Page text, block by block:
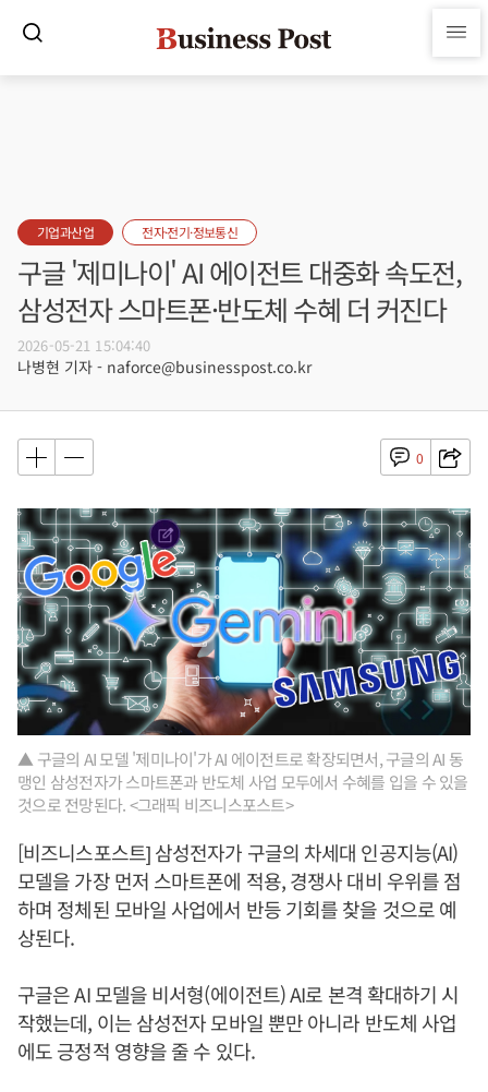
기업과산업 전자·전기·정보통신
구글 '제미나이' AI 에이전트 대중화 속도전,
삼성전자 스마트폰·반도체 수혜 더 커진다
2026-05-21 15:04:40
나병현 기자 - naforce@businesspost.co.kr
0
▲ 구글의 AI 모델 '제미나이'가 AI 에이전트로 확장되면서, 구글의 AI 동
맹인 삼성전자가 스마트폰과 반도체 사업 모두에서 수혜를 입을 수 있을
것으로 전망된다. <그래픽 비즈니스포스트>
[비즈니스포스트] 삼성전자가 구글의 차세대 인공지능(AI)
모델을 가장 먼저 스마트폰에 적용, 경쟁사 대비 우위를 점
하며 정체된 모바일 사업에서 반등 기회를 찾을 것으로 예
상된다.
구글은 AI 모델을 비서형(에이전트) AI로 본격 확대하기 시
작했는데, 이는 삼성전자 모바일 뿐만 아니라 반도체 사업
에도 긍정적 영향을 줄 수 있다.